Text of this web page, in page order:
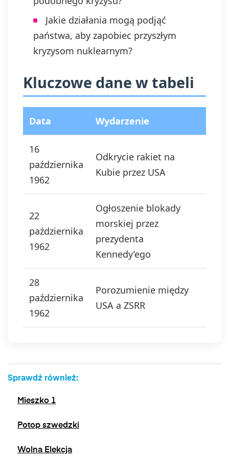
Jakie działania mogą podjąć
państwa, aby zapobiec przyszłym
kryzysom nuklearnym?
Kluczowe dane w tabeli
Data Wydarzenie
16
października
1962
Odkrycie rakiet na
Kubie przez USA
22
października
1962
Ogłoszenie blokady
morskiej przez
prezydenta
Kennedy’ego
28
października
1962
Porozumienie między
USA a ZSRR
Sprawdź również:
Mieszko 1
Potop szwedzki
Wolna Elekcja